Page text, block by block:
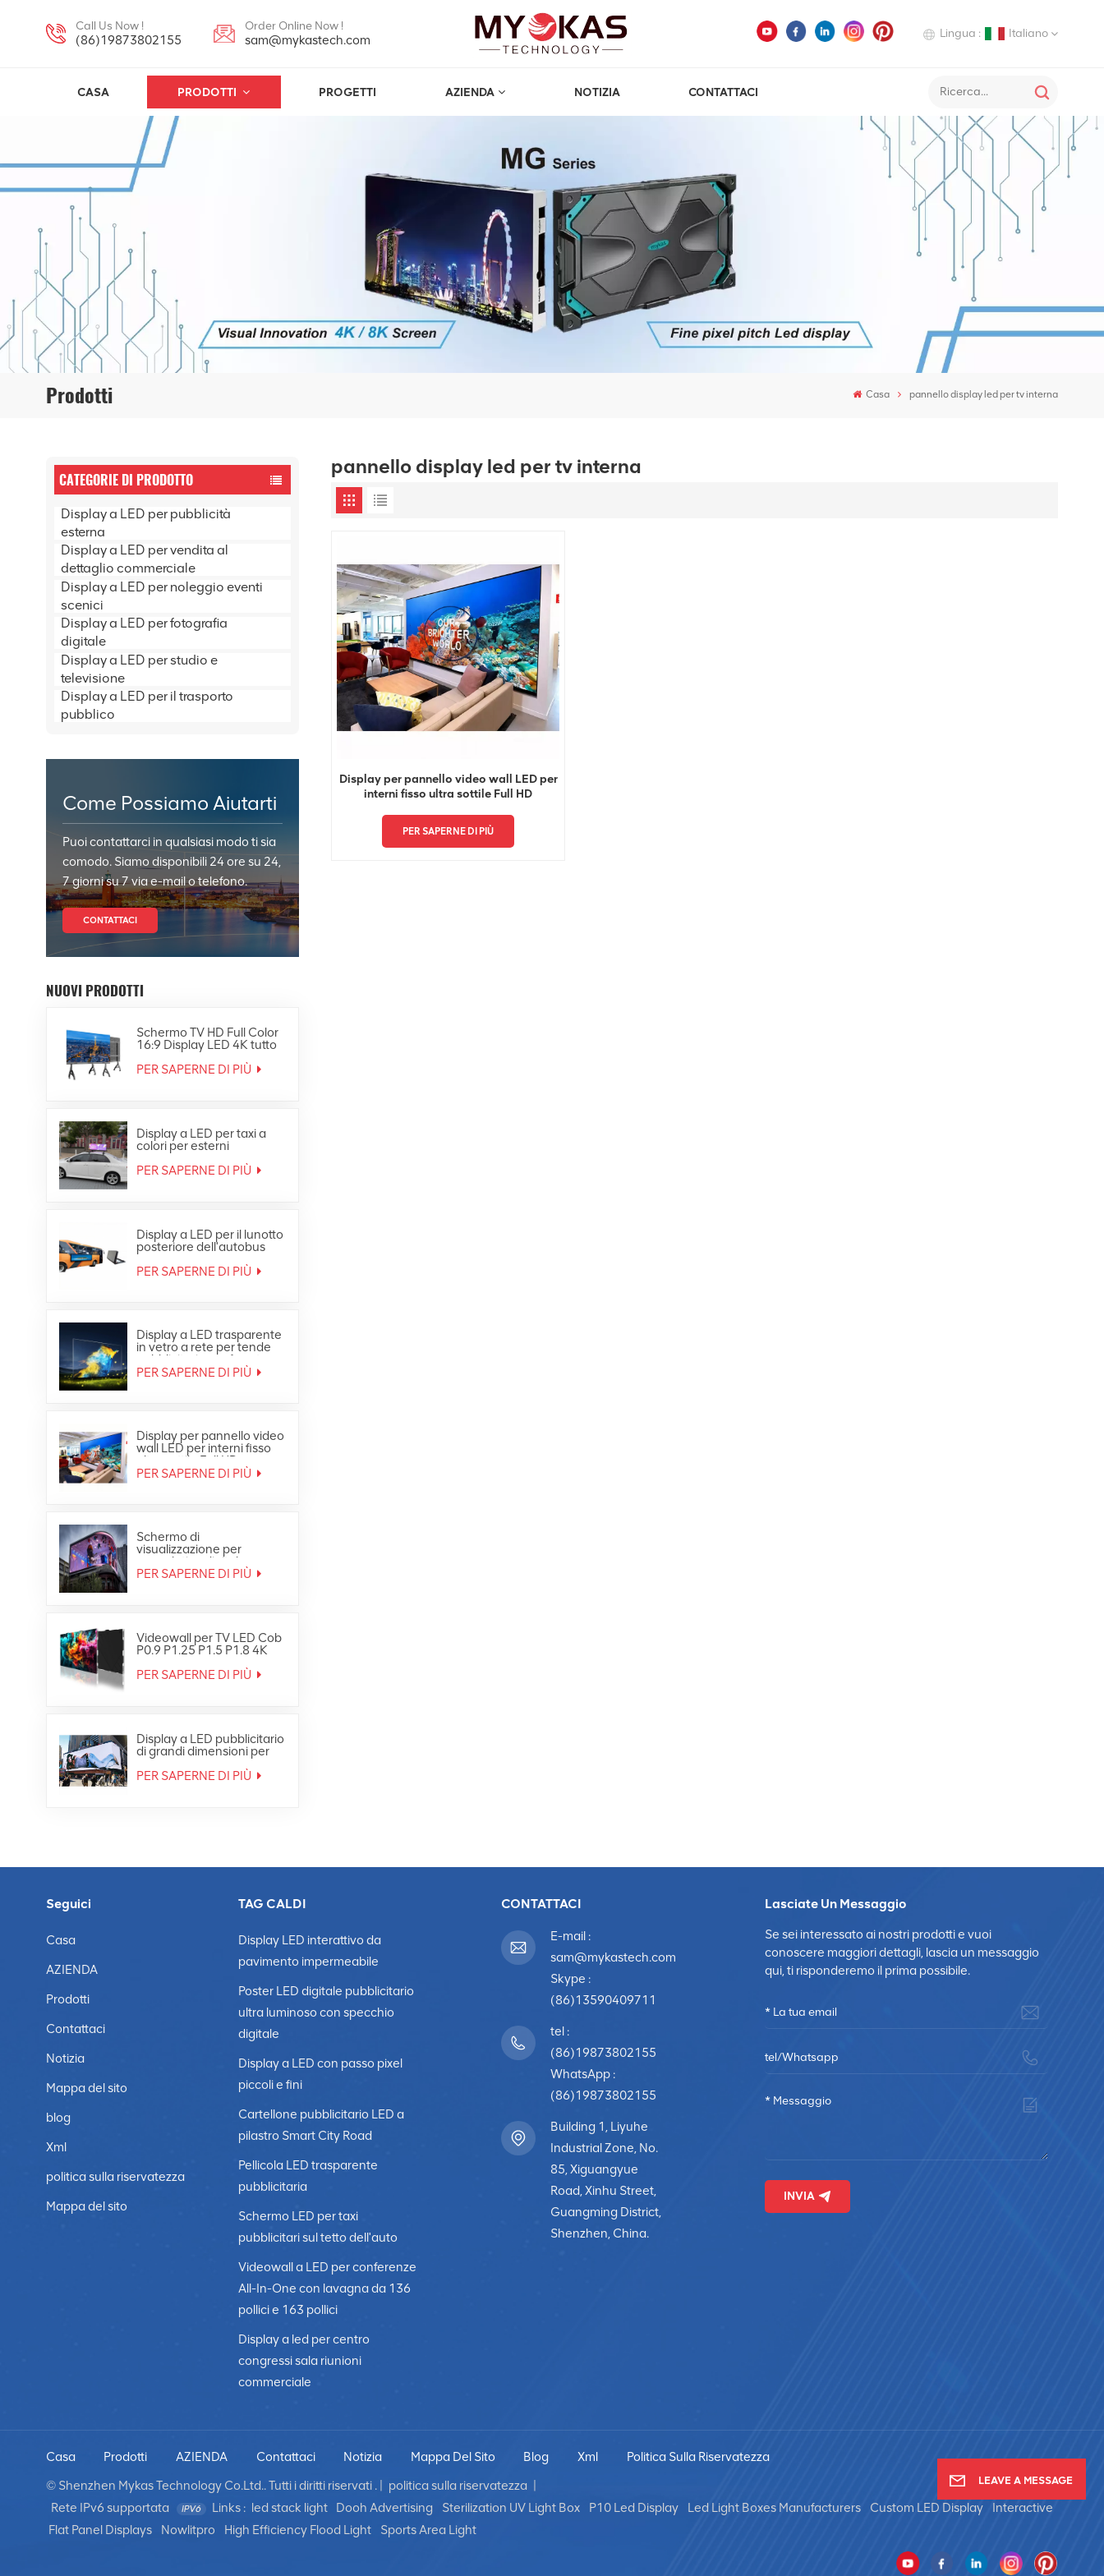
Call Us Now !
(86)19873802155
Order Online Now !
sam@mykastech.com Lingua : Italiano
Deutsch
Italiano
Español
CASA PRODOTTI PROGETTI AZIENDA NOTIZIA CONTATTACI
Prodotti Casa pannello display led per tv interna
CATEGORIE DI PRODOTTO
Display a LED per pubblicità
esterna
Display a LED per vendita al
dettaglio commerciale
Display a LED per noleggio eventi
scenici
Display a LED per fotografia
digitale
Display a LED per studio e
televisione
Display a LED per il trasporto
pubblico
Come Possiamo Aiutarti
Puoi contattarci in qualsiasi modo ti sia
comodo. Siamo disponibili 24 ore su 24,
7 giorni su 7 via e-mail o telefono.
CONTATTACI
NUOVI PRODOTTI
Schermo TV HD Full Color
16:9 Display LED 4K tutto
PER SAPERNE DI PIÙ
Display a LED per taxi a
colori per esterni
impermeabile in
movimento sul tetto
PER SAPERNE DI PIÙ
Display a LED per il lunotto
posteriore dell'autobus
pubblicitario a colori per
esterni
PER SAPERNE DI PIÙ
Display a LED trasparente
in vetro a rete per tende
pubblicitarie per finestre
PER SAPERNE DI PIÙ
Display per pannello video
wall LED per interni fisso
ultra sottile Full HD
PER SAPERNE DI PIÙ
Schermo di
visualizzazione per
segnaletica digitale per
video wall LED
PER SAPERNE DI PIÙ
Videowall per TV LED Cob
P0.9 P1.25 P1.5 P1.8 4K
PER SAPERNE DI PIÙ
Display a LED pubblicitario
di grandi dimensioni per
esterni Ultra HD 4K
PER SAPERNE DI PIÙ
pannello display led per tv interna
Display per pannello video wall LED per
interni fisso ultra sottile Full HD
PER SAPERNE DI PIÙ
Seguici
Casa
AZIENDA
Prodotti
Contattaci
Notizia
Mappa del sito
blog
Xml
politica sulla riservatezza
Mappa del sito
TAG CALDI
Display LED interattivo da
pavimento impermeabile
Poster LED digitale pubblicitario
ultra luminoso con specchio
digitale
Display a LED con passo pixel
piccoli e fini
Cartellone pubblicitario LED a
pilastro Smart City Road
Pellicola LED trasparente
pubblicitaria
Schermo LED per taxi
pubblicitari sul tetto dell'auto
Videowall a LED per conferenze
All-In-One con lavagna da 136
pollici e 163 pollici
Display a led per centro
congressi sala riunioni
commerciale
CONTATTACI
E-mail :
sam@mykastech.com
Skype :
(86)13590409711
tel :
(86)19873802155
WhatsApp :
(86)19873802155
Building 1, Liyuhe
Industrial Zone, No.
85, Xiguangyue
Road, Xinhu Street,
Guangming District,
Shenzhen, China.
Lasciate Un Messaggio
Se sei interessato ai nostri prodotti e vuoi
conoscere maggiori dettagli, lascia un messaggio
qui, ti risponderemo il prima possibile.
INVIA
Casa Prodotti AZIENDA Contattaci Notizia Mappa Del Sito Blog Xml
Politica Sulla Riservatezza
© Shenzhen Mykas Technology Co.Ltd.. Tutti i diritti riservati . |
politica sulla riservatezza
Rete IPv6 supportata
Links : led stack light Dooh Advertising Sterilization UV Light Box P10 Led Display Led Light Boxes Manufacturers Custom LED Display
Interactive
Flat Panel Displays
Nowlitpro High Efficiency Flood Light Sports Area Light
LEAVE A MESSAGE